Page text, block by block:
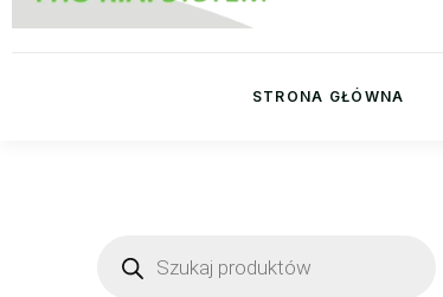
STRONA GŁÓWNA